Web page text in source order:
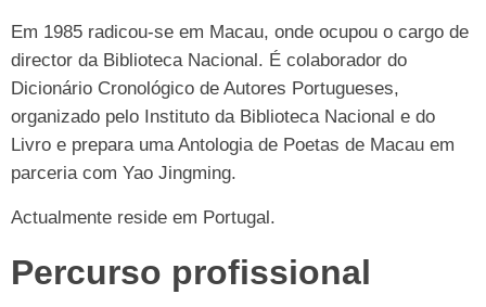
Em 1985 radicou-se em Macau, onde ocupou o cargo de
director da Biblioteca Nacional. É colaborador do
Dicionário Cronológico de Autores Portugueses,
organizado pelo Instituto da Biblioteca Nacional e do
Livro e prepara uma Antologia de Poetas de Macau em
parceria com Yao Jingming.
Actualmente reside em Portugal.
Percurso profissional